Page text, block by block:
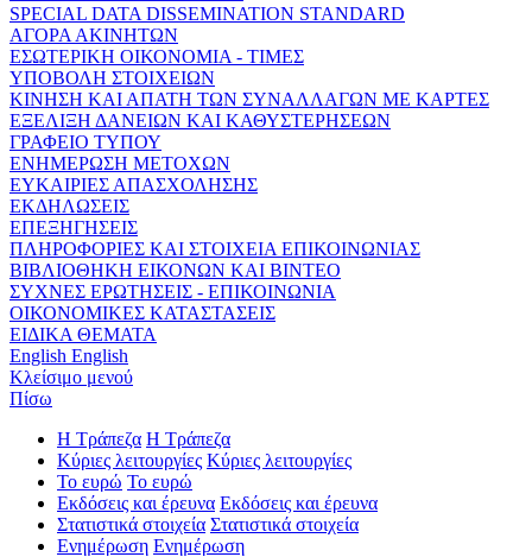
SPECIAL DATA DISSEMINATION STANDARD
ΑΓΟΡΑ ΑΚΙΝΗΤΩΝ
ΕΣΩΤΕΡΙΚΗ ΟΙΚΟΝΟΜΙΑ - ΤΙΜΕΣ
ΥΠΟΒΟΛΗ ΣΤΟΙΧΕΙΩΝ
ΚΙΝΗΣΗ ΚΑΙ ΑΠΑΤΗ ΤΩΝ ΣΥΝΑΛΛΑΓΩΝ ΜΕ ΚΑΡΤΕΣ
ΕΞΕΛΙΞΗ ΔΑΝΕΙΩΝ ΚΑΙ ΚΑΘΥΣΤΕΡΗΣΕΩΝ
ΓΡΑΦΕΙΟ ΤΥΠΟΥ
ΕΝΗΜΕΡΩΣΗ ΜΕΤΟΧΩΝ
ΕΥΚΑΙΡΙΕΣ ΑΠΑΣΧΟΛΗΣΗΣ
ΕΚΔΗΛΩΣΕΙΣ
ΕΠΕΞΗΓΗΣΕΙΣ
ΠΛΗΡΟΦΟΡΙΕΣ ΚΑΙ ΣΤΟΙΧΕΙΑ ΕΠΙΚΟΙΝΩΝΙΑΣ
ΒΙΒΛΙΟΘΗΚΗ ΕΙΚΟΝΩΝ ΚΑΙ ΒΙΝΤΕΟ
ΣΥΧΝΕΣ ΕΡΩΤΗΣΕΙΣ - ΕΠΙΚΟΙΝΩΝΙΑ
ΟΙΚΟΝΟΜΙΚΕΣ ΚΑΤΑΣΤΑΣΕΙΣ
ΕΙΔΙΚΑ ΘΕΜΑΤΑ
English English
Κλείσιμο μενού
Πίσω
Η Τράπεζα Η Τράπεζα
Κύριες λειτουργίες Κύριες λειτουργίες
Το ευρώ Το ευρώ
Εκδόσεις και έρευνα Εκδόσεις και έρευνα
Στατιστικά στοιχεία Στατιστικά στοιχεία
Ενημέρωση Ενημέρωση